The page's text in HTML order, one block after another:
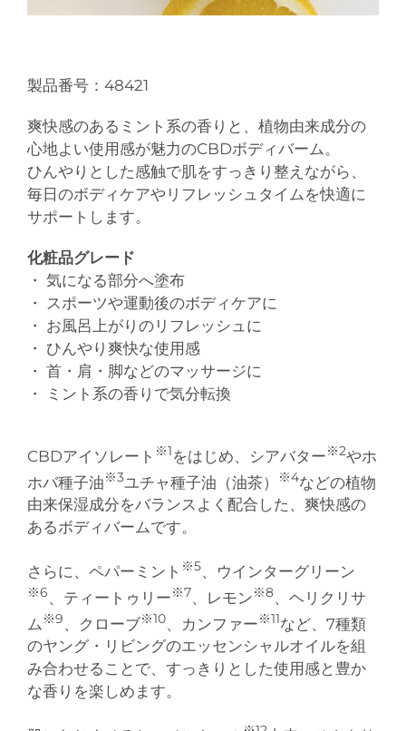
製品番号：48421
爽快感のあるミント系の香りと、植物由来成分の
心地よい使用感が魅力のCBDボディバーム。
ひんやりとした感触で肌をすっきり整えながら、
毎日のボディケアやリフレッシュタイムを快適に
サポートします。
化粧品グレード
・ 気になる部分へ塗布
・ スポーツや運動後のボディケアに
・ お風呂上がりのリフレッシュに
・ ひんやり爽快な使用感
・ 首・肩・脚などのマッサージに
・ ミント系の香りで気分転換
CBDアイソレート ※1をはじめ、シアバター※2やホ
ホバ種子油※3ユチャ種子油（油茶） ※4などの植物
由来保湿成分をバランスよく配合した、爽快感の
あるボディバームです。
さらに、ペパーミント ※5、ウインターグリーン
※6、ティートゥリー※7、レモン※8、ヘリクリサ
ム ※9、クローブ※10、カンファー※11など、7種類
のヤング・リビングのエッセンシャルオイルを組
み合わせることで、すっきりとした使用感と豊か
な香りを楽しめます。